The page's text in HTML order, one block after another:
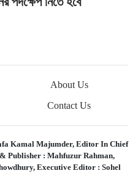
About Us
Contact Us
Kamal Majumder, Editor In Chief
Publisher : Mahfuzur Rahman,
Executive Editor : Sohel